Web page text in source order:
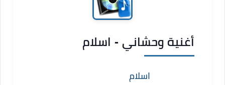
أغنية وحشاني - اسلام
اسلام